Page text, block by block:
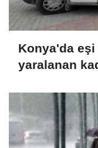
Konya'da eşi
yaralanan